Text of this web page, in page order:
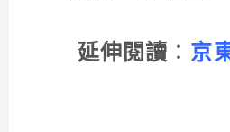
延伸閱讀 ： 京